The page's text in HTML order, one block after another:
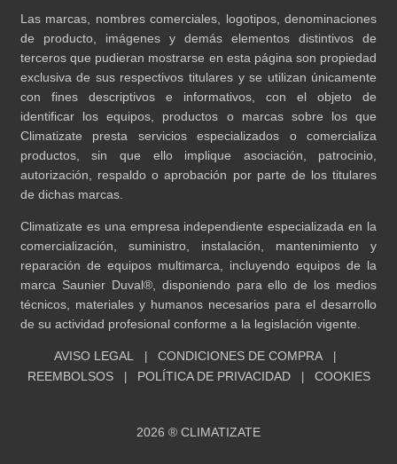
Las marcas, nombres comerciales, logotipos, denominaciones
de producto, imágenes y demás elementos distintivos de
terceros que pudieran mostrarse en esta página son propiedad
exclusiva de sus respectivos titulares y se utilizan únicamente
con fines descriptivos e informativos, con el objeto de
identificar los equipos, productos o marcas sobre los que
Climatizate presta servicios especializados o comercializa
productos, sin que ello implique asociación, patrocinio,
autorización, respaldo o aprobación por parte de los titulares
de dichas marcas.
Climatizate es una empresa independiente especializada en la
comercialización, suministro, instalación, mantenimiento y
reparación de equipos multimarca, incluyendo equipos de la
marca Saunier Duval®, disponiendo para ello de los medios
técnicos, materiales y humanos necesarios para el desarrollo
de su actividad profesional conforme a la legislación vigente.
AVISO LEGAL CONDICIONES DE COMPRA
REEMBOLSOS| POLÍTICA DE PRIVACIDAD| COOKIES
2026 ® CLIMATIZATE